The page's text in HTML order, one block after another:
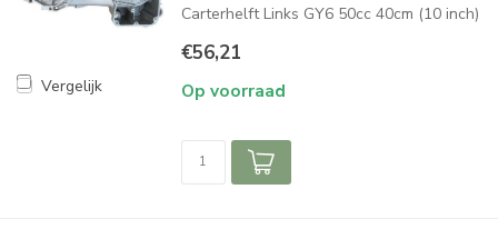
Vergelijk
Carterhelft Links GY6 50cc 40cm (10 inch)
€56,21
Op voorraad